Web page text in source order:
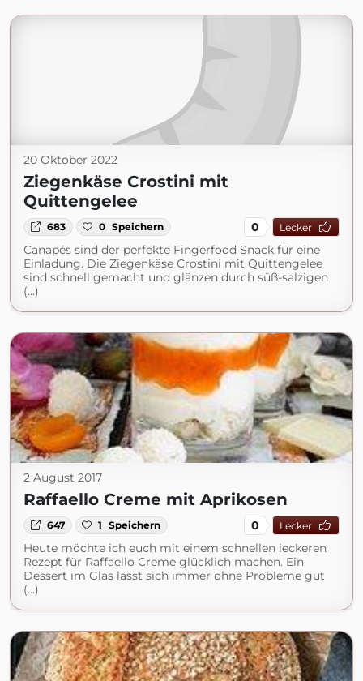
20 Oktober 2022
Ziegenkäse Crostini mit
Quittengelee
683 0 Speichern 0 Lecker
Canapés sind der perfekte Fingerfood Snack für eine
Einladung. Die Ziegenkäse Crostini mit Quittengelee
sind schnell gemacht und glänzen durch süß-salzigen
(...)
2 August 2017
Raffaello Creme mit Aprikosen
647 1 Speichern 0 Lecker
Heute möchte ich euch mit einem schnellen leckeren
Rezept für Raffaello Creme glücklich machen. Ein
Dessert im Glas lässt sich immer ohne Probleme gut
(...)